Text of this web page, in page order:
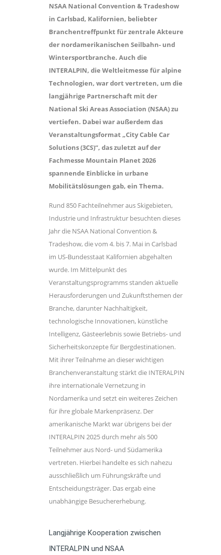
NSAA National Convention & Tradeshow
in Carlsbad, Kalifornien, beliebter
Branchentreffpunkt für zentrale Akteure
der nordamerikanischen Seilbahn- und
Wintersportbranche. Auch die
INTERALPIN, die Weltleitmesse für alpine
Technologien, war dort vertreten, um die
langjährige Partnerschaft mit der
National Ski Areas Association (NSAA) zu
vertiefen. Dabei war außerdem das
Veranstaltungsformat „City Cable Car
Solutions (3CS)“, das zuletzt auf der
Fachmesse Mountain Planet 2026
spannende Einblicke in urbane
Mobilitätslösungen gab, ein Thema.
Rund 850 Fachteilnehmer aus Skigebieten,
Industrie und Infrastruktur besuchten dieses
Jahr die NSAA National Convention &
Tradeshow, die vom 4. bis 7. Mai in Carlsbad
im US-Bundesstaat Kalifornien abgehalten
wurde. Im Mittelpunkt des
Veranstaltungsprogramms standen aktuelle
Herausforderungen und Zukunftsthemen der
Branche, darunter Nachhaltigkeit,
technologische Innovationen, künstliche
Intelligenz, Gästeerlebnis sowie Betriebs- und
Sicherheitskonzepte für Bergdestinationen.
Mit ihrer Teilnahme an dieser wichtigen
Branchenveranstaltung stärkt die INTERALPIN
ihre internationale Vernetzung in
Nordamerika und setzt ein weiteres Zeichen
für ihre globale Markenpräsenz. Der
amerikanische Markt war übrigens bei der
INTERALPIN 2025 durch mehr als 500
Teilnehmer aus Nord- und Südamerika
vertreten. Hierbei handelte es sich nahezu
ausschließlich um Führungskräfte und
Entscheidungsträger. Das ergab eine
unabhängige Besuchererhebung.
Langjährige Kooperation zwischen
INTERALPIN und NSAA